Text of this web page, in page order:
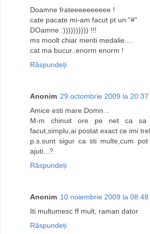
Doamne frateeeeeeeeee !
cate pacate mi-am facut pt un "#"
DOamne :)))))))))) !!!
ms moolt chiar meriti medalie....
cat ma bucur..enorm enorm !
Răspundeți
Anonim 29 octombrie 2009 la 20:37
Amice esti mare Domn...
M-m chinuit ore pe net ca
facut,simplu,ai postat exact ce imi
p.s.sunt sigur ca sti multe,cum
ajuti...?
Răspundeți
Anonim 10 noiembrie 2009 la 08:48
Iti multumesc ff mult, raman dator
Răspundeți